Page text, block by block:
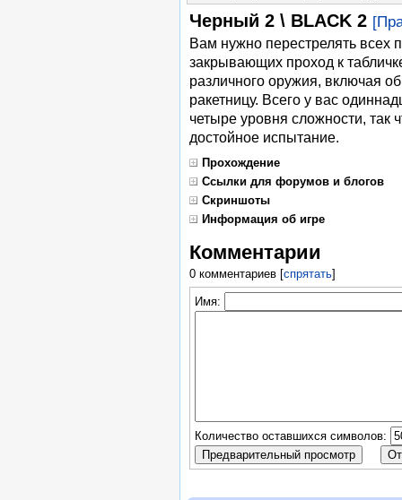
Черный 2 \ BLACK 2
Вам нужно перестрелять всех
закрывающих проход к
различного оружия, включая
ракетницу. Всего у вас
четыре уровня сложности, так
достойное испытание.
Прохождение
Ссылки для форумов и блогов
Скриншоты
Информация об игре
Комментарии
0 комментариев[спрятать]
Имя:
Количество оставшихся символов: